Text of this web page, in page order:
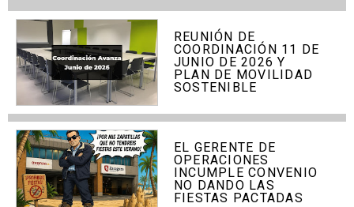
REUNIÓN DE
COORDINACIÓN 11 DE
JUNIO DE 2026 Y
PLAN DE MOVILIDAD
SOSTENIBLE
EL GERENTE DE
OPERACIONES
INCUMPLE CONVENIO
NO DANDO LAS
FIESTAS PACTADAS